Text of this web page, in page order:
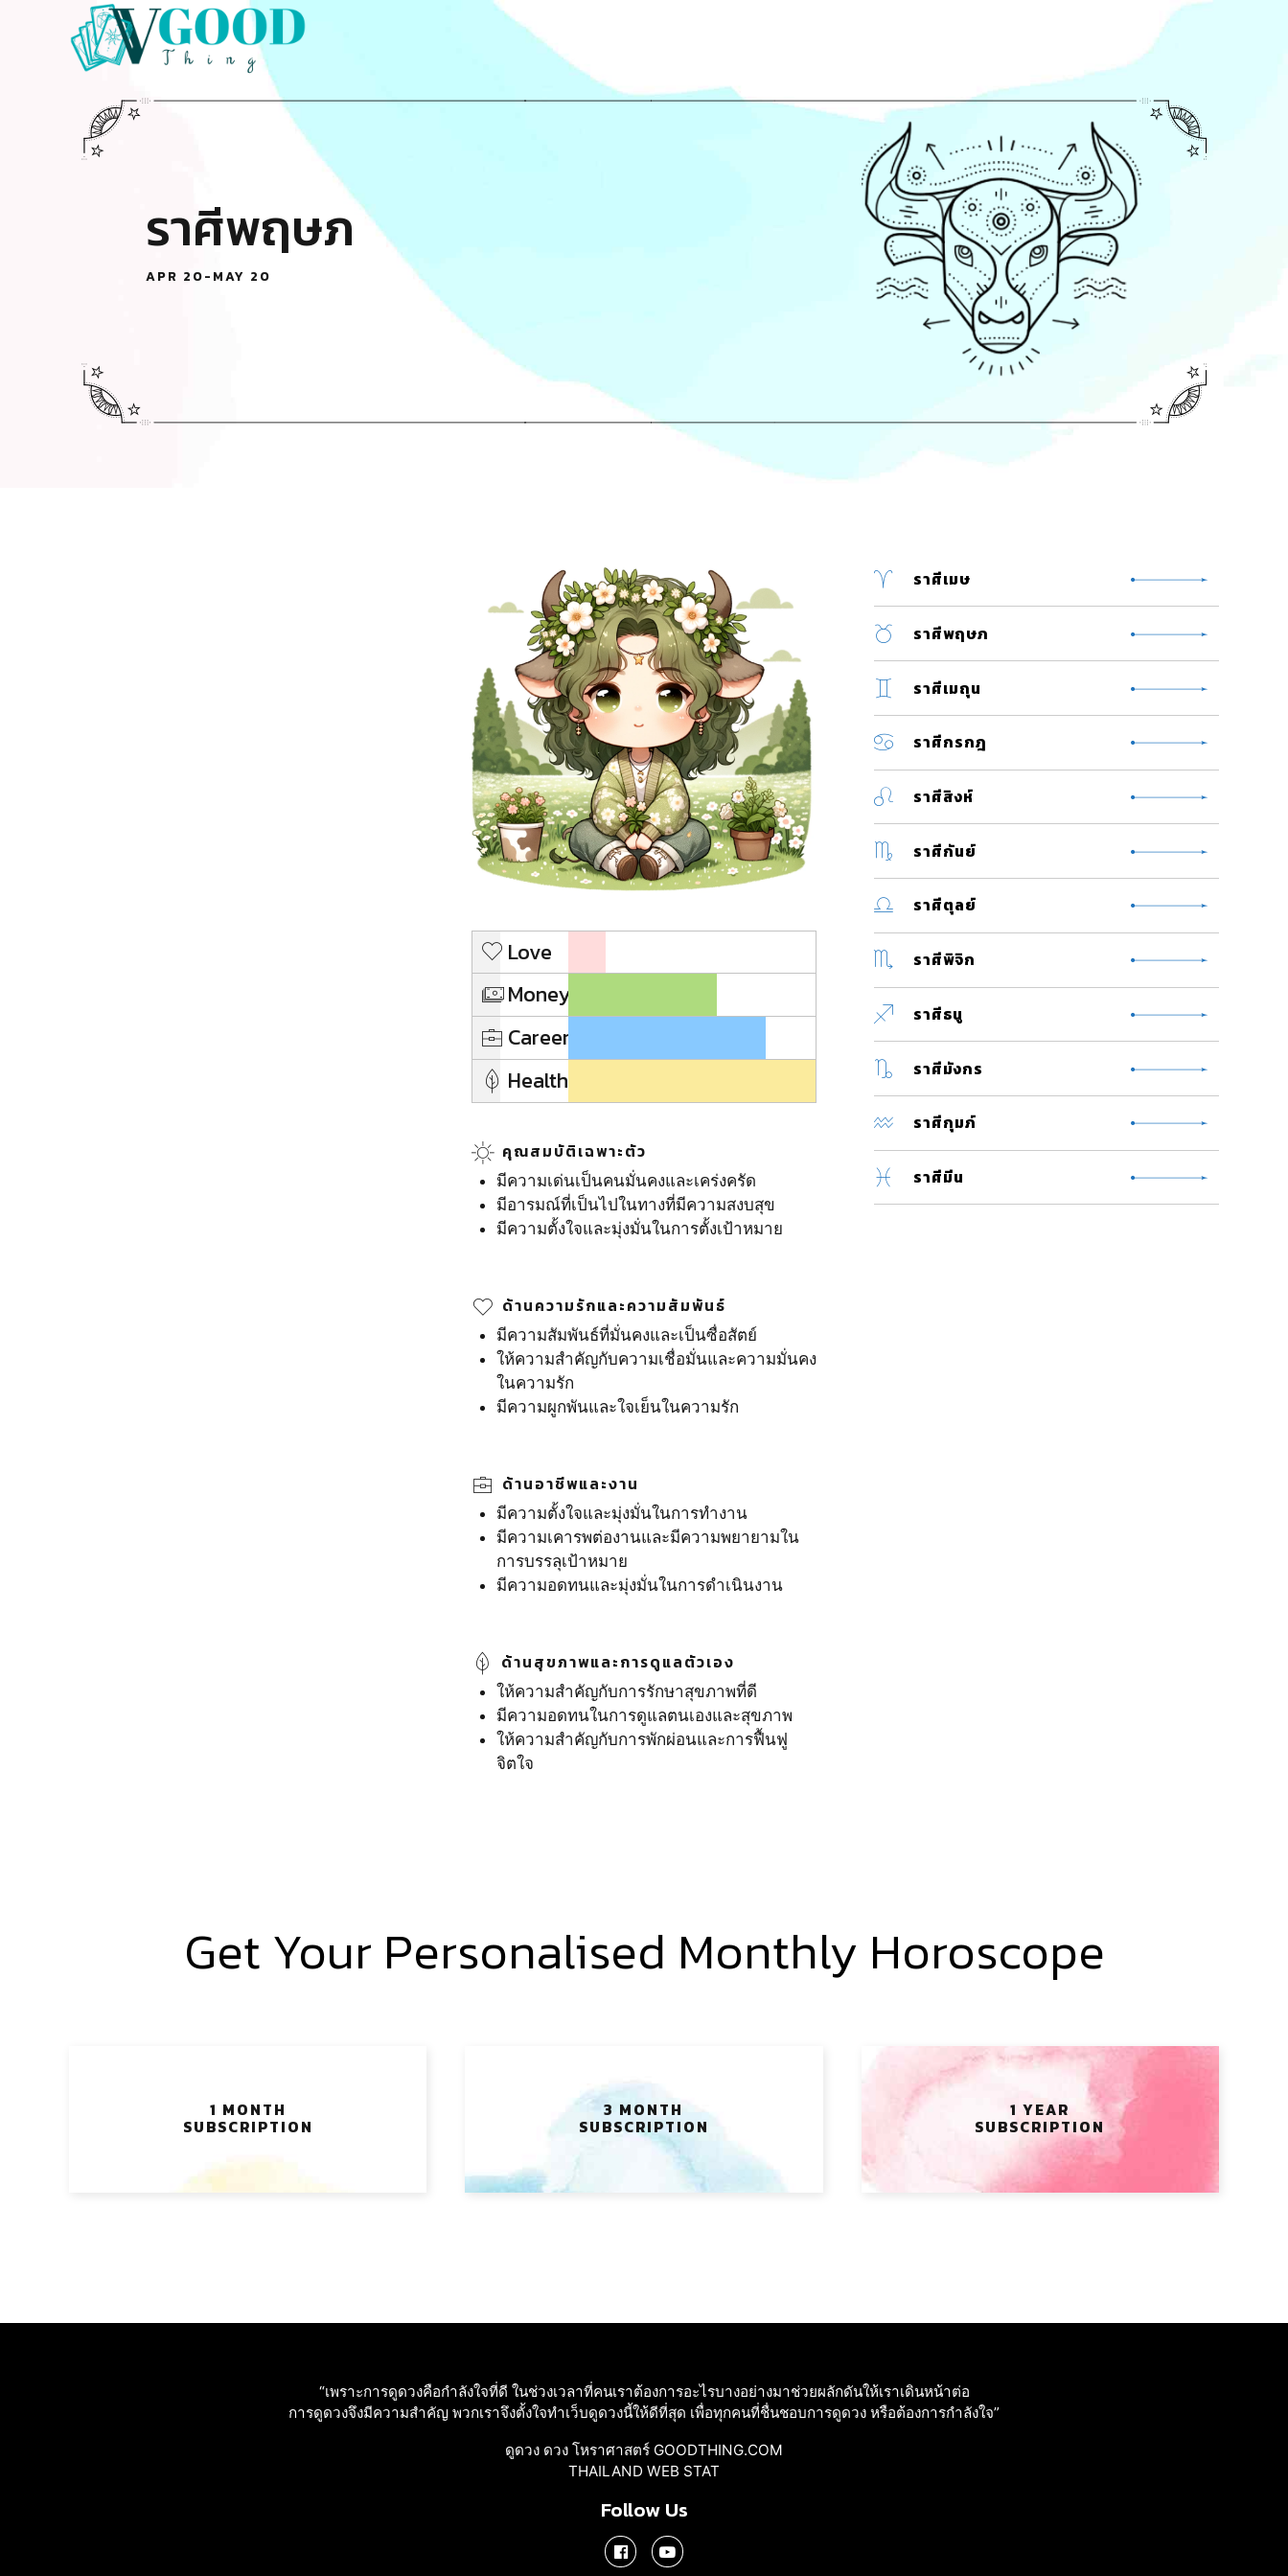
ราศีพฤษภ
APR 20-MAY 20
Love
Money
Career
Health
คุณสมบัติเฉพาะตัว
มีความเด่นเป็นคนมั่นคงและเคร่งครัด
มีอารมณ์ที่เป็นไปในทางที่มีความสงบสุข
มีความตั้งใจและมุ่งมั่นในการตั้งเป้าหมาย
ด้านความรักและความสัมพันธ์
มีความสัมพันธ์ที่มั่นคงและเป็นซื่อสัตย์
ให้ความสำคัญกับความเชื่อมั่นและความมั่นคง
ในความรัก
มีความผูกพันและใจเย็นในความรัก
ด้านอาชีพและงาน
มีความตั้งใจและมุ่งมั่นในการทำงาน
มีความเคารพต่องานและมีความพยายามใน
การบรรลุเป้าหมาย
มีความอดทนและมุ่งมั่นในการดำเนินงาน
ด้านสุขภาพและการดูแลตัวเอง
ให้ความสำคัญกับการรักษาสุขภาพที่ดี
มีความอดทนในการดูแลตนเองและสุขภาพ
ให้ความสำคัญกับการพักผ่อนและการฟื้นฟู
จิตใจ
ราศีเมษ
ราศีพฤษภ
ราศีเมถุน
ราศีกรกฎ
ราศีสิงห์
ราศีกันย์
ราศีตุลย์
ราศีพิจิก
ราศีธนู
ราศีมังกร
ราศีกุมภ์
ราศีมีน
Get Your Personalised Monthly Horoscope
1 MONTH
SUBSCRIPTION
3 MONTH
SUBSCRIPTION
1 YEAR
SUBSCRIPTION
“เพราะการดูดวงคือกําลังใจที่ดี ในช่วงเวลาที่คนเราต้องการอะไรบางอย่างมาช่วยผลักดันให้เราเดินหน้าต่อ
การดูดวงจึงมีความสําคัญ พวกเราจึงตั้งใจทําเว็บดูดวงนี้ให้ดีที่สุด เพื่อทุกคนที่ชื่นชอบการดูดวง หรือต้องการกําลังใจ”
ดูดวง ดวง โหราศาสตร์ GOODTHING.COM
THAILAND WEB STAT
Follow Us